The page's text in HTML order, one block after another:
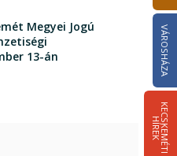
VÁROSHÁZA
K
E
C
S
K
E
M
É
T
I
HÍ
R
E
K
Megyei Jogú
13-án